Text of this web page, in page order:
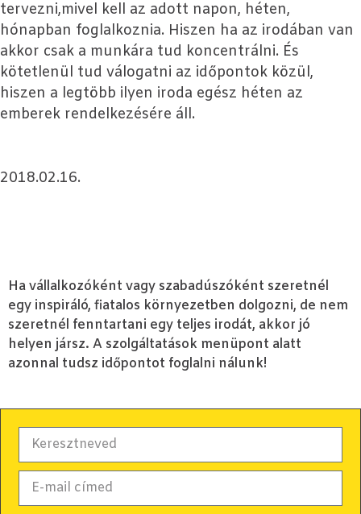
tervezni,mivel kell az adott napon, héten,
hónapban foglalkoznia. Hiszen ha az irodában van
akkor csak a munkára tud koncentrálni. És
kötetlenül tud válogatni az időpontok közül,
hiszen a legtöbb ilyen iroda egész héten az
emberek rendelkezésére áll.
2018.02.16.
Ha vállalkozóként vagy szabadúszóként szeretnél
egy inspiráló, fiatalos környezetben dolgozni, de nem
szeretnél fenntartani egy teljes irodát, akkor jó
helyen jársz. A szolgáltatások menüpont alatt
azonnal tudsz időpontot foglalni nálunk!